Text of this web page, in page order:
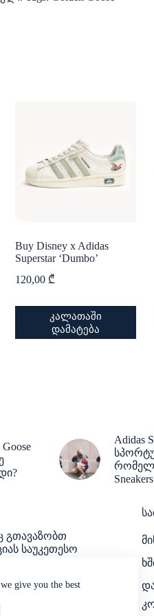
give you the best
Buy Disney x Adidas
Superstar ‘Dumbo’
120,00 ₾
კალათაში
დამატება
the
page
Adidas
გთავაზობთ
საუკეთესო